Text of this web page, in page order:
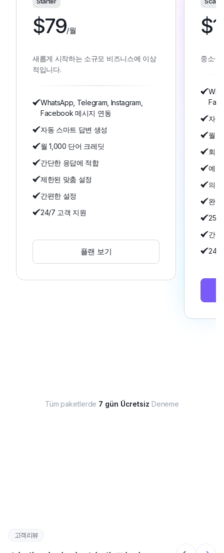
$79/월
새롭게 시작하는 소규모 비즈니스에 이상
적입니다.
WhatsApp, Telegram, Instagram,
Facebook 메시지 연동
자동 스마트 답변 생성
월 1,000 단어 크레딧
간단한 응답에 적합
제한된 맞춤 설정
간편한 설정
24/7 고객 지원
플랜 보기
$
중소·
자
월
회
예약
의
완
25
간
24/7
Tüm paketlerde 7 gün Ücretsiz Deneme
고객 리뷰